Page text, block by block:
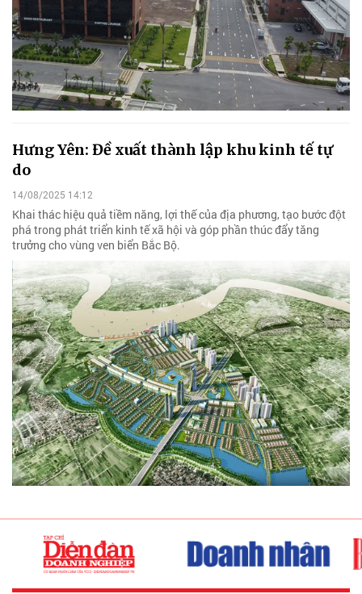
Hưng Yên: Đề xuất thành lập khu kinh tế tự
do
14/08/2025 14:12
Khai thác hiệu quả tiềm năng, lợi thế của địa phương, tạo bước đột
phá trong phát triển kinh tế xã hội và góp phần thúc đẩy tăng
trưởng cho vùng ven biển Bắc Bộ.